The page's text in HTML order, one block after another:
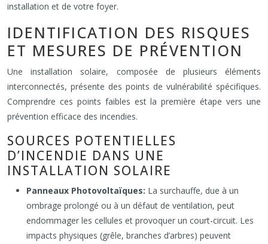
installation et de votre foyer.
IDENTIFICATION DES RISQUES
ET MESURES DE PRÉVENTION
Une installation solaire, composée de plusieurs éléments
interconnectés, présente des points de vulnérabilité spécifiques.
Comprendre ces points faibles est la première étape vers une
prévention efficace des incendies.
SOURCES POTENTIELLES
D’INCENDIE DANS UNE
INSTALLATION SOLAIRE
Panneaux Photovoltaïques: La surchauffe, due à un
ombrage prolongé ou à un défaut de ventilation, peut
endommager les cellules et provoquer un court-circuit. Les
impacts physiques (grêle, branches d’arbres) peuvent